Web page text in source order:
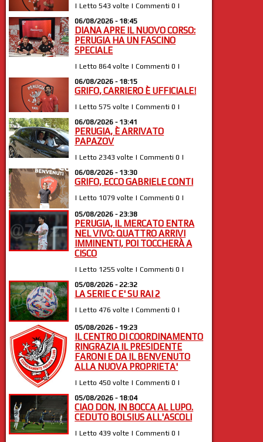
| Letto 543 volte | Commenti 0 |
06/08/2026 - 18:45
DIANA APRE IL NUOVO CORSO:
PERUGIA HA UN FASCINO
SPECIALE
| Letto 864 volte | Commenti 0 |
06/08/2026 - 18:15
GRIFO, CARRIERO È UFFICIALE!
| Letto 575 volte | Commenti 0 |
06/08/2026 - 13:41
PERUGIA, È ARRIVATO
PAPAZOV
| Letto 2343 volte | Commenti 0 |
06/08/2026 - 13:30
GRIFO, ECCO GABRIELE CONTI
| Letto 1079 volte | Commenti 0 |
05/08/2026 - 23:38
PERUGIA, IL MERCATO ENTRA
NEL VIVO: QUATTRO ARRIVI
IMMINENTI, POI TOCCHERÀ A
CISCO
| Letto 1255 volte | Commenti 0 |
05/08/2026 - 22:32
LA SERIE C E' SU RAI 2
| Letto 476 volte | Commenti 0 |
05/08/2026 - 19:23
IL CENTRO DI COORDINAMENTO
RINGRAZIA IL PRESIDENTE
FARONI E DA IL BENVENUTO
ALLA NUOVA PROPRIETA'
| Letto 450 volte | Commenti 0 |
05/08/2026 - 18:04
CIAO DON, IN BOCCA AL LUPO.
CEDUTO BOLSIUS ALL'ASCOLI
| Letto 439 volte | Commenti 0 |